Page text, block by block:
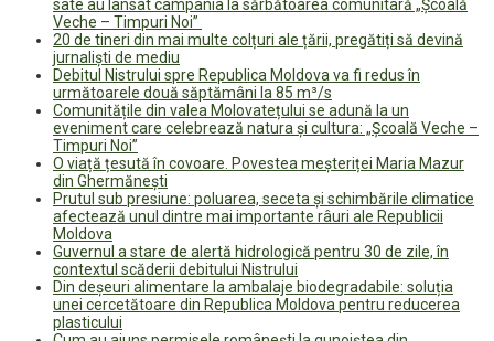
sate au lansat campania la sărbătoarea comunitară „Școală
Veche – Timpuri Noi”
20 de tineri din mai multe colțuri ale țării, pregătiți să devină
jurnaliști de mediu
Debitul Nistrului spre Republica Moldova va fi redus în
următoarele două săptămâni la 85 m³/s
Comunitățile din valea Molovatețului se adună la un
eveniment care celebrează natura și cultura: „Școală Veche –
Timpuri Noi”
O viață țesută în covoare. Povestea meșteriței Maria Mazur
din Ghermănești
Prutul sub presiune: poluarea, seceta și schimbările climatice
afectează unul dintre mai importante râuri ale Republicii
Moldova
Guvernul a stare de alertă hidrologică pentru 30 de zile, în
contextul scăderii debitului Nistrului
Din deșeuri alimentare la ambalaje biodegradabile: soluția
unei cercetătoare din Republica Moldova pentru reducerea
plasticului